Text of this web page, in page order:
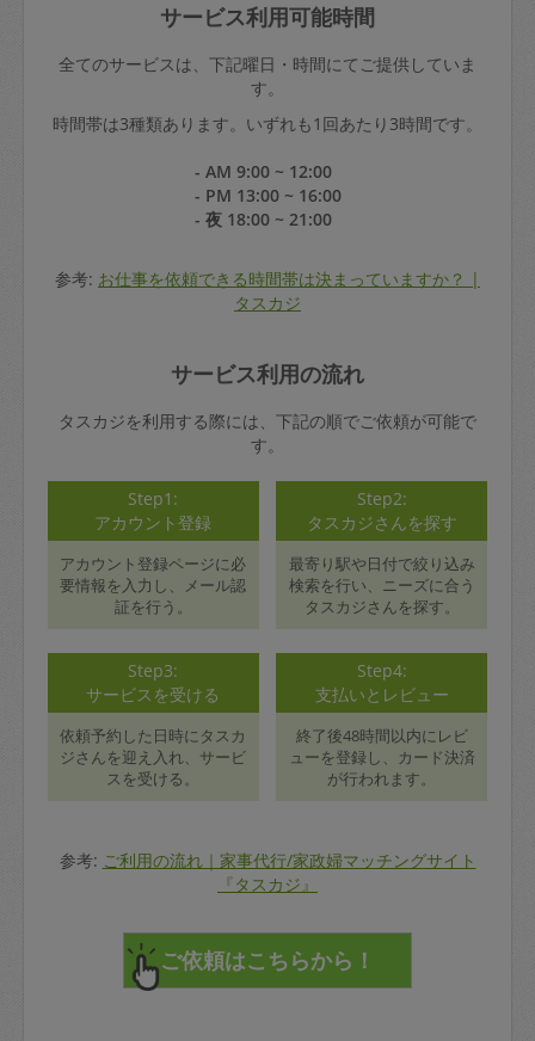
サービス利用可能時間
全てのサービスは、下記曜日・時間にてご提供していま
す。
時間帯は3種類あります。いずれも1回あたり3時間です。
- AM 9:00 ~ 12:00
- PM 13:00 ~ 16:00
- 夜 18:00 ~ 21:00
参考: お仕事を依頼できる時間帯は決まっていますか？ |
タスカジ
サービス利用の流れ
タスカジを利用する際には、下記の順でご依頼が可能で
す。
Step1:
アカウント登録
アカウント登録ページに必
要情報を入力し、メール認
証を行う。
Step2:
タスカジさんを探す
最寄り駅や日付で絞り込み
検索を行い、ニーズに合う
タスカジさんを探す。
Step3:
サービスを受ける
依頼予約した日時にタスカ
ジさんを迎え入れ、サービ
スを受ける。
Step4:
支払いとレビュー
終了後48時間以内にレビ
ューを登録し、カード決済
が行われます。
参考: ご利用の流れ｜家事代行/家政婦マッチングサイト
『タスカジ』